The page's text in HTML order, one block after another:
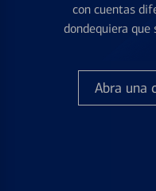
con cuentas
dondequiera que
Abra una